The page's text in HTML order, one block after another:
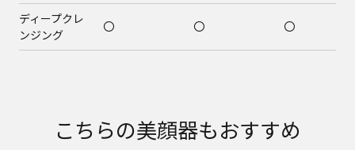
ディープクレ
ンジング
〇 〇 〇
こちらの美顔器もおすすめ